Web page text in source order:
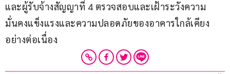
และผู้รับจ้างสัญญาที่ 4 ตรวจสอบและเฝ้าระวังความ
มั่นคงแข็งแรงและความปลอดภัยของอาคารใกล้เคียง
อย่างต่อเนื่อง